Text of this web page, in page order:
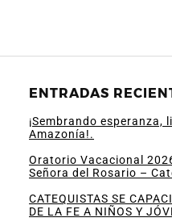
ENTRADAS
¡Sembrando esperanza,
Amazonía!.
Oratorio Vacacional
Señora del Rosario –
CATEQUISTAS SE
DE LA FE A NIÑOS Y